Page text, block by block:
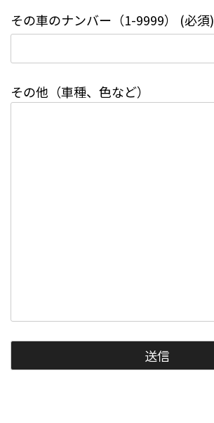
その車のナンバー（1-9999） (必須)
その他（車種、色など）